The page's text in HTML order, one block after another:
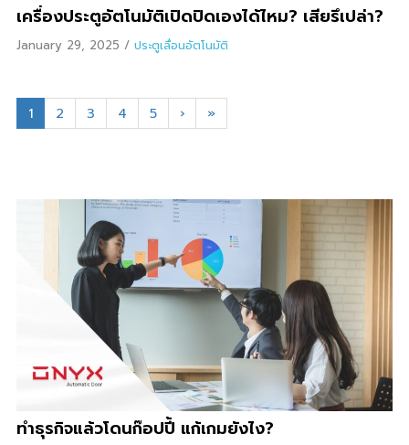
เครื่องประตูอัตโนมัติเปิดปิดเองได้ไหม? เสียรึเปล่า?
January 29, 2025 / ประตูเลื่อนอัตโนมัติ
1 2 3 4 5 › »
ทำธุรกิจแล้วโดนก๊อปปี้ แก้เกมยังไง?